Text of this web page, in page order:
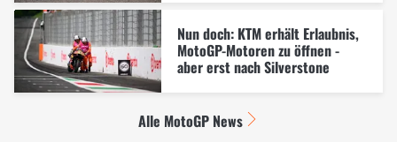
Nun doch: KTM erhält Erlaubnis,
MotoGP-Motoren zu öffnen -
aber erst nach Silverstone
Alle MotoGP News